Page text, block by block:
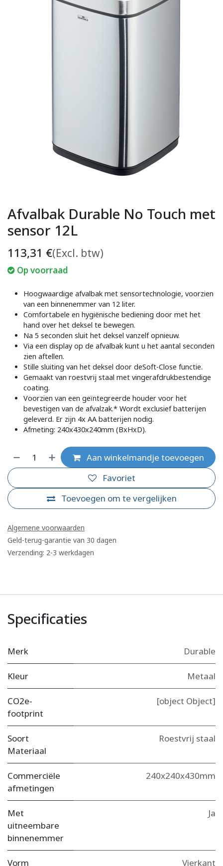
Afvalbak Durable No Touch met
sensor 12L
113,31 €(Excl. btw)
Op voorraad
Hoogwaardige afvalbak met sensortechnologie, voorzien
van een binnenemmer van 12 liter.
Comfortabele en hygiënische bediening door met het
hand over het deksel te bewegen.
Na 5 seconden sluit het deksel vanzelf opnieuw.
Via een display op de afvalbak kunt u het aantal seconden
zien aftellen.
Stille sluiting van het deksel door deSoft-Close functie.
Gemaakt van roestvrij staal met vingerafdrukbestendige
coating.
Voorzien van een geïntegreerde houder voor het
bevestigen van de afvalzak.* Wordt exclusief batterijen
geleverd. Er zijn 4x AA batterijen nodig.
Afmeting: 240x430x240mm (BxHxD).
Aan winkelmandje toevoegen
Toevoegen om te vergelijken
Favoriet
Algemene voorwaarden
Geld-terug-garantie van 30 dagen
Verzending: 2-3 werkdagen
Specificaties
Merk Durable
Kleur Metaal
CO2e-
footprint
[object Object]
Soort
Materiaal
Roestvrij staal
Commerciële
afmetingen
240x240x430mm
Met
uitneembare
binnenemmer
Ja
Vorm Vierkant